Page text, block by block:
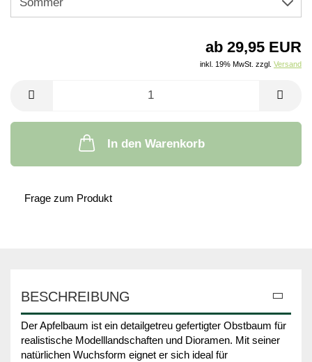
ab 29,95 EUR
inkl. 19% MwSt. zzgl. Versand
In den Warenkorb
Frage zum Produkt
BESCHREIBUNG
Der Apfelbaum ist ein detailgetreu gefertigter Obstbaum für
realistische Modelllandschaften und Dioramen. Mit seiner
natürlichen Wuchsform eignet er sich ideal für